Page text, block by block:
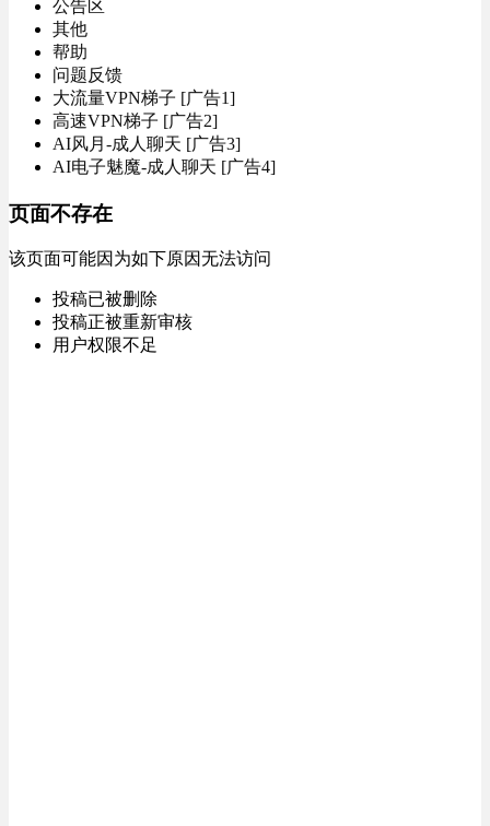
公告区
其他
帮助
问题反馈
大流量VPN梯子 [广告1]
高速VPN梯子 [广告2]
AI风月-成人聊天 [广告3]
AI电子魅魔-成人聊天 [广告4]
页面不存在
该页面可能因为如下原因无法访问
投稿已被删除
投稿正被重新审核
用户权限不足